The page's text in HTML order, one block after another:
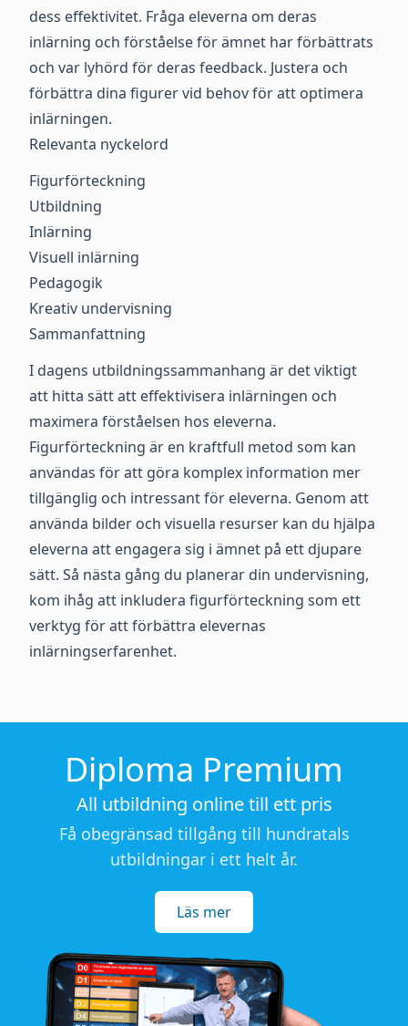
dess effektivitet. Fråga eleverna om deras
inlärning och förståelse för ämnet har förbättrats
och var lyhörd för deras feedback. Justera och
förbättra dina figurer vid behov för att optimera
inlärningen.
Relevanta nyckelord
Figurförteckning
Utbildning
Inlärning
Visuell inlärning
Pedagogik
Kreativ undervisning
Sammanfattning
I dagens utbildningssammanhang är det viktigt
att hitta sätt att effektivisera inlärningen och
maximera förståelsen hos eleverna.
Figurförteckning är en kraftfull metod som kan
användas för att göra komplex information mer
tillgänglig och intressant för eleverna. Genom att
använda bilder och visuella resurser kan du hjälpa
eleverna att engagera sig i ämnet på ett djupare
sätt. Så nästa gång du planerar din undervisning,
kom ihåg att inkludera figurförteckning som ett
verktyg för att förbättra elevernas
inlärningserfarenhet.
Diploma Premium
All utbildning online till ett pris
Få obegränsad tillgång till hundratals
utbildningar i ett helt år.
Läs mer